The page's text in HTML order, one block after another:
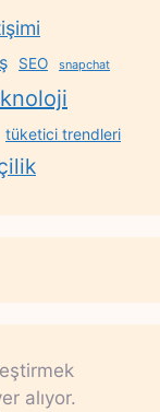
SEO snapchat
tüketici trendleri
alıyor.